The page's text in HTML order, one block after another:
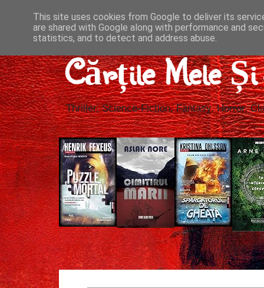
Cărțile Mele
Thriller, Science-Fiction, Fantasy, Horror,
This site uses cookies from Google to deliver its
are shared with Google along with performance and
statistics, and to detect and address abuse.